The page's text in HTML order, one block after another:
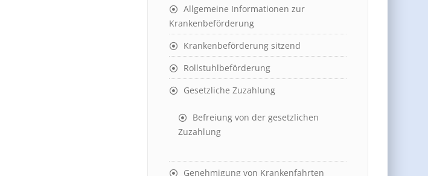
Allgemeine Informationen zur
Krankenbeförderung
Krankenbeförderung sitzend
Rollstuhlbeförderung
Gesetzliche Zuzahlung
Befreiung von der gesetzlichen
Zuzahlung
Genehmigung von Krankenfahrten